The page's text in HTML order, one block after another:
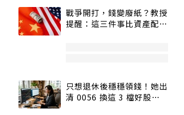
戰爭開打，錢變廢紙？教授
提醒：這三件事比資產配置
只想退休後穩穩領錢！她出
清 0056 換這 3 檔好股：